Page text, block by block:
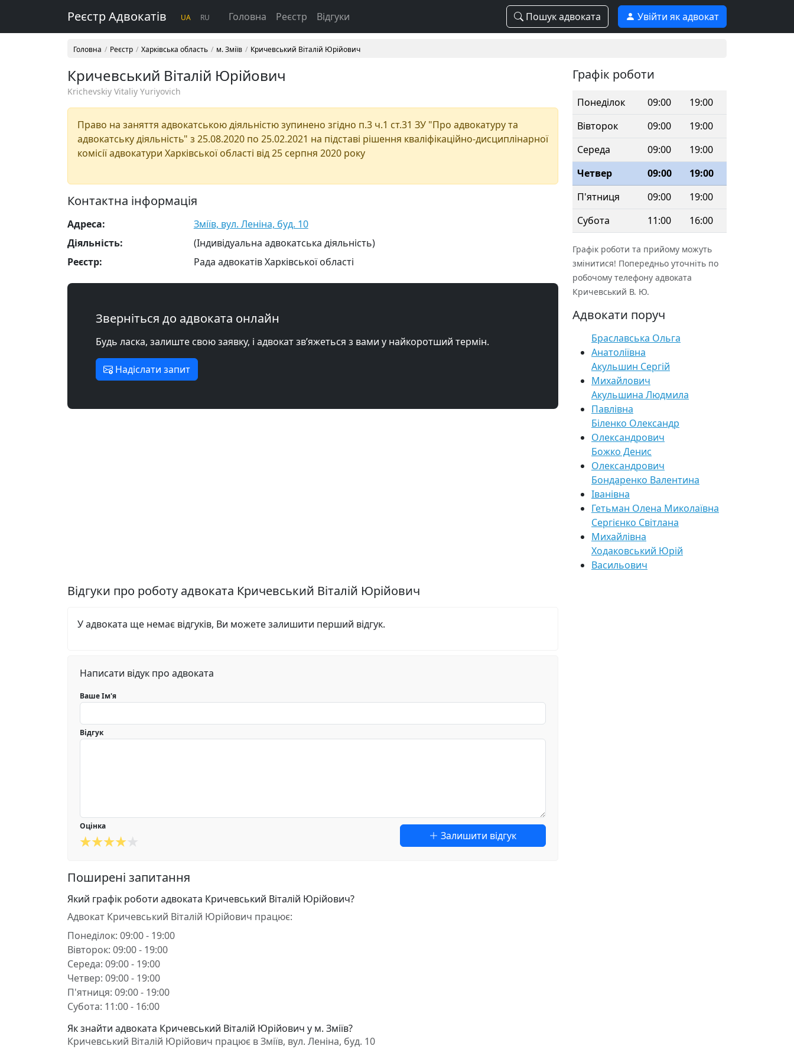
Реєстр Адвокатів UA RU Головна Реєстр Відгуки Пошук адвоката Увійти як адвокат
Головна Реєстр Харківська область м. Зміїв Кричевський Віталій Юрійович
Кричевський Віталій Юрійович
Krichevskiy Vitaliy Yuriyovich
Право на заняття адвокатською діяльністю зупинено згідно п.3 ч.1 ст.31 ЗУ "Про адвокатуру та
адвокатську діяльність" з 25.08.2020 по 25.02.2021 на підставі рішення кваліфікаційно-дисциплінарної
комісії адвокатури Харківської області від 25 серпня 2020 року
Контактна інформація
Адреса:
Зміїв, вул. Леніна, буд. 10
Діяльність:
(Індивідуальна адвокатська діяльність)
Реєстр:
Рада адвокатів Харківської області
Зверніться до адвоката онлайн
Будь ласка, залиште свою заявку, і адвокат зв’яжеться з вами у найкоротший термін.
Надіслати запит
Відгуки про роботу адвоката Кричевський Віталій Юрійович
У адвоката ще немає відгуків, Ви можете залишити перший відгук.
Написати відук про адвоката
Ваше Ім'я
Відгук
Оцінка
Залишити відгук
Поширені запитання
Який графік роботи адвоката Кричевський Віталій Юрійович?
Адвокат Кричевський Віталій Юрійович працює:
Понеділок: 09:00 - 19:00
Вівторок: 09:00 - 19:00
Середа: 09:00 - 19:00
Четвер: 09:00 - 19:00
П'ятниця: 09:00 - 19:00
Субота: 11:00 - 16:00
Як знайти адвоката Кричевський Віталій Юрійович у м. Зміїв?
Кричевський Віталій Юрійович працює в Зміїв, вул. Леніна, буд. 10
Графік роботи
Понеділок 09:00
19:00
Вівторок
09:00
19:00
Середа
09:00
19:00
Четвер
09:00
19:00
П'ятниця
09:00
19:00
Субота
11:00 16:00
Графік роботи та прийому можуть
змінитися! Попередньо уточніть по
робочому телефону адвоката
Кричевський В. Ю.
Адвокати поруч
Браславська Ольга
Анатоліївна
Акульшин Сергій
Михайлович
Акульшина Людмила
Павлівна
Біленко Олександр
Олександрович
Божко Денис
Олександрович
Бондаренко Валентина
Іванівна
Гетьман Олена Миколаївна
Сергієнко Світлана
Михайлівна
Ходаковський Юрій
Васильович